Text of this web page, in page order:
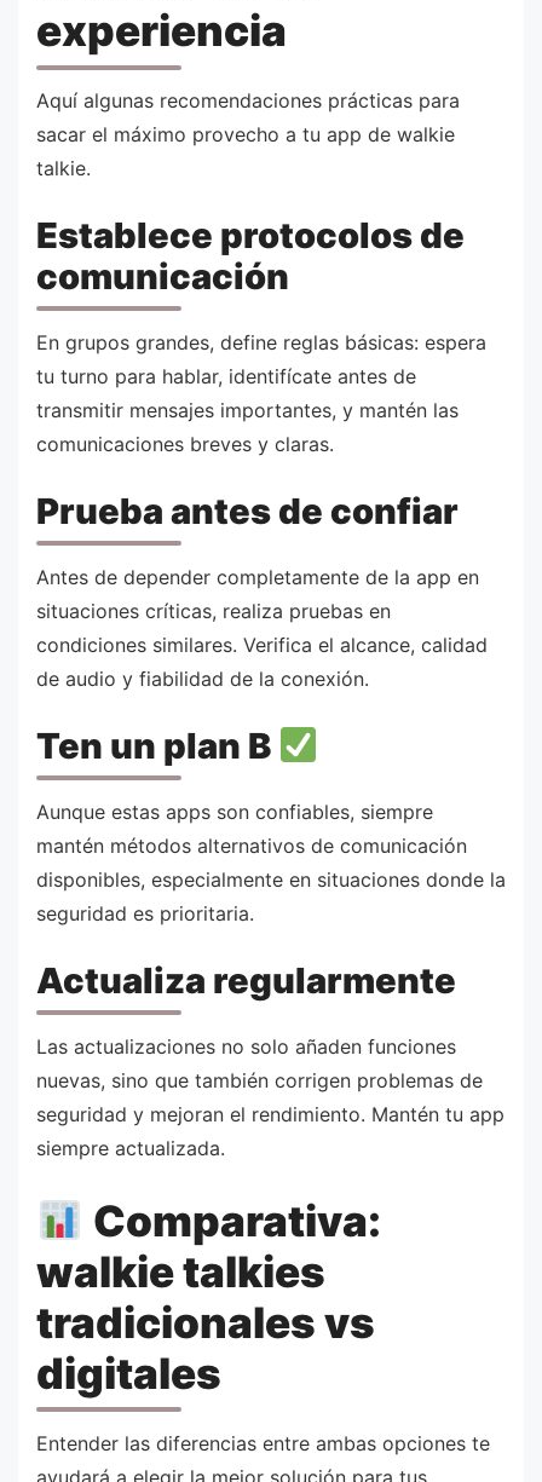
experiencia
Aquí algunas recomendaciones prácticas para
sacar el máximo provecho a tu app de walkie
talkie.
Establece protocolos de
comunicación
En grupos grandes, define reglas básicas: espera
tu turno para hablar, identifícate antes de
transmitir mensajes importantes, y mantén las
comunicaciones breves y claras.
Prueba antes de confiar
Antes de depender completamente de la app en
situaciones críticas, realiza pruebas en
condiciones similares. Verifica el alcance, calidad
de audio y fiabilidad de la conexión.
Ten un plan B
Aunque estas apps son confiables, siempre
mantén métodos alternativos de comunicación
disponibles, especialmente en situaciones donde la
seguridad es prioritaria.
Actualiza regularmente
Las actualizaciones no solo añaden funciones
nuevas, sino que también corrigen problemas de
seguridad y mejoran el rendimiento. Mantén tu app
siempre actualizada.
Comparativa:
walkie talkies
tradicionales vs
digitales
Entender las diferencias entre ambas opciones te
ayudará a elegir la mejor solución para tus